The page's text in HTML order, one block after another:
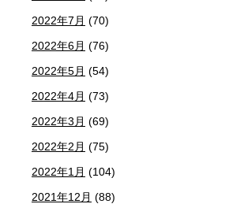
2022年7月 (70)
2022年6月 (76)
2022年5月 (54)
2022年4月 (73)
2022年3月 (69)
2022年2月 (75)
2022年1月 (104)
2021年12月 (88)